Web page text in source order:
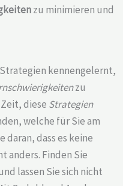
zu minimieren und
kennengelernt,
zu
diese Strategien
welche für Sie am
dass es keine
anders. Finden Sie
lassen Sie sich nicht